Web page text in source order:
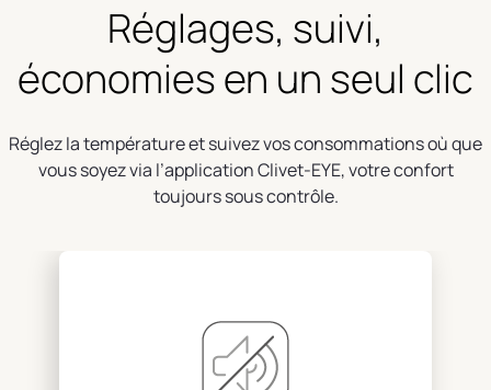
Réglages, suivi,
économies en un seul clic
Réglez la température et suivez vos consommations où que
vous soyez via l’application Clivet-EYE, votre confort
toujours sous contrôle.